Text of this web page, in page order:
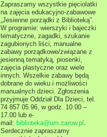
Zapraszamy wszystkie pięciolatki
na zajęcia edukacyjno-zabawowe
„Jesienne porządki z Biblioteką”.
W programie: wierszyki i bajeczki
tematyczne, zagadki, szukanie
zagubionych liści, manualne
zabawy porządkowe/związane z
jesienną tematyką, piosenki,
zajęcia plastyczne oraz wiele
innych. Wszelkie zabawy będą
dobrane do wieku i możliwości
manualnych dzieci. Zgłoszenia
przyjmuje Oddział Dla Dzieci, tel.
74 857 05 96, w godz. 10.00 –
17.00 lub e-
mail: biblioteka@um.zarow.pl .
Serdecznie zapraszamy